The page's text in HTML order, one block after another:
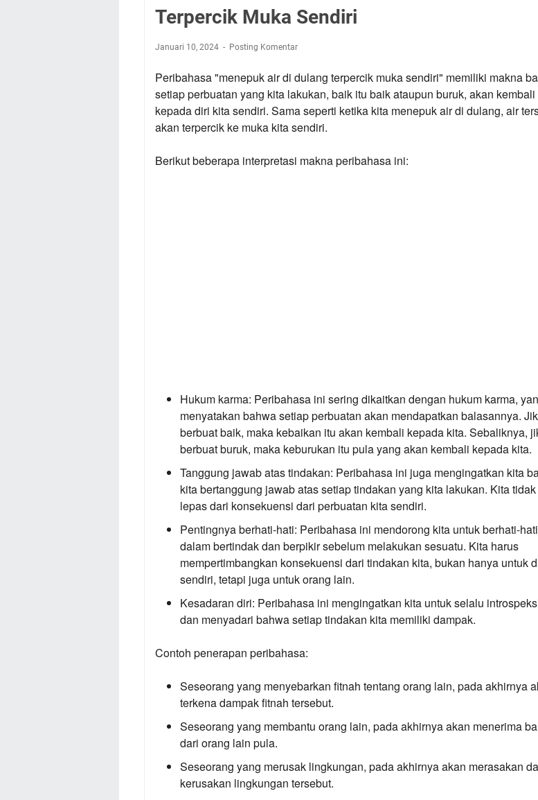
Terpercik Muka Sendiri
Januari 10, 2024 Posting Komentar
Peribahasa "menepuk air di dulang terpercik muka sendiri" memiliki makna
setiap perbuatan yang kita lakukan, baik itu baik ataupun buruk, akan kembali
kepada diri kita sendiri. Sama seperti ketika kita menepuk air di dulang, air
akan terpercik ke muka kita sendiri.
Berikut beberapa interpretasi makna peribahasa ini:
Hukum karma: Peribahasa ini sering dikaitkan dengan hukum karma,
menyatakan bahwa setiap perbuatan akan mendapatkan balasannya.
berbuat baik, maka kebaikan itu akan kembali kepada kita. Sebaliknya,
berbuat buruk, maka keburukan itu pula yang akan kembali kepada kita.
Tanggung jawab atas tindakan: Peribahasa ini juga mengingatkan kita
kita bertanggung jawab atas setiap tindakan yang kita lakukan. Kita
lepas dari konsekuensi dari perbuatan kita sendiri.
Pentingnya berhati-hati: Peribahasa ini mendorong kita untuk berhati-hati
dalam bertindak dan berpikir sebelum melakukan sesuatu. Kita harus
mempertimbangkan konsekuensi dari tindakan kita, bukan hanya untuk
sendiri, tetapi juga untuk orang lain.
Kesadaran diri: Peribahasa ini mengingatkan kita untuk selalu
dan menyadari bahwa setiap tindakan kita memiliki dampak.
Contoh penerapan peribahasa:
Seseorang yang menyebarkan fitnah tentang orang lain, pada akhirnya
terkena dampak fitnah tersebut.
Seseorang yang membantu orang lain, pada akhirnya akan menerima
dari orang lain pula.
Seseorang yang merusak lingkungan, pada akhirnya akan merasakan
kerusakan lingkungan tersebut.